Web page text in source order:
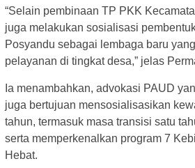
“Selain pembinaan TP PKK
juga melakukan sosialisasi
Posyandu sebagai lembaga baru
pelayanan di tingkat desa,” jelas
Ia menambahkan, advokasi PAUD
juga bertujuan mensosialisasikan
tahun, termasuk masa transisi satu
serta memperkenalkan program 7
Hebat.